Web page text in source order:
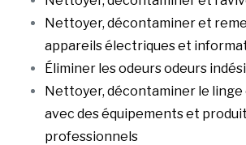
Nettoyer, décontaminer et
appareils électriques et
Éliminer les odeurs odeurs
Nettoyer, décontaminer le
avec des équipements et
professionnels